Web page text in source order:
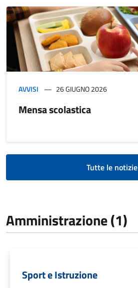
AVVISI 26 GIUGNO 2026
Mensa scolastica
Tutte le notizie
Amministrazione (1)
Sport e Istruzione